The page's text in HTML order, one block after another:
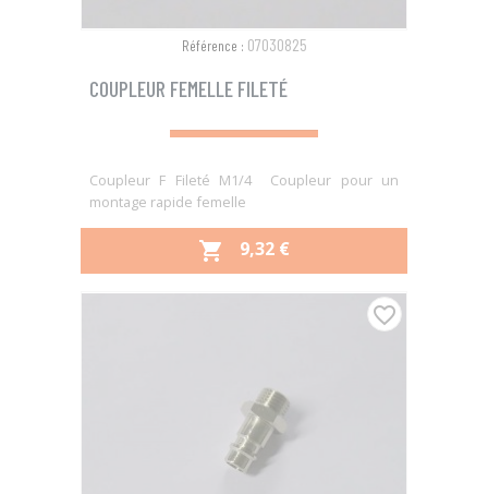
Référence : 07030825
COUPLEUR FEMELLE FILETÉ
Coupleur F Fileté M1/4 Coupleur pour un
montage rapide femelle
 PRIX
9,32 €
favorite_border